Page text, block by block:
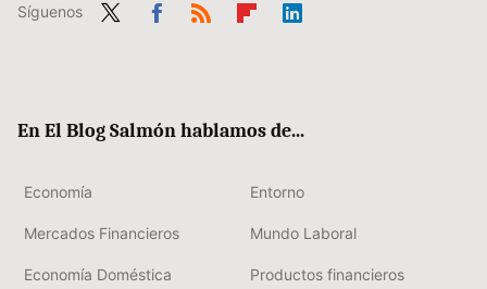
Síguenos
En El Blog Salmón hablamos de...
Economía Entorno
Mercados Financieros Mundo Laboral
Economía Doméstica Productos financieros